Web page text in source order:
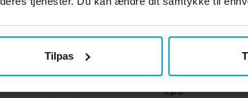
Tilpas
Peberkageform Juletræ
KØB